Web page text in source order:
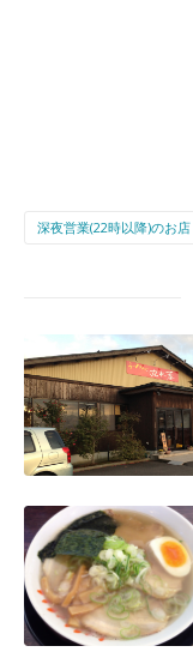
深夜営業(22時以降)のお店